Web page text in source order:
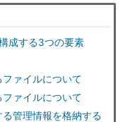
成する3つの要素
ァイルについて
ァイルについて
管理情報を格納する